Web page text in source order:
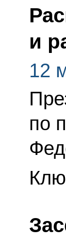
и
12
по